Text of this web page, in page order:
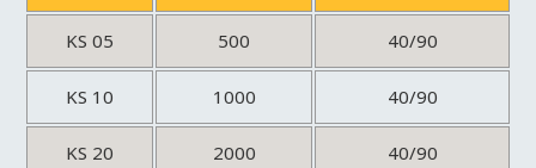
KS 05 500 40/90
KS 10 1000 40/90
KS 20 2000 40/90